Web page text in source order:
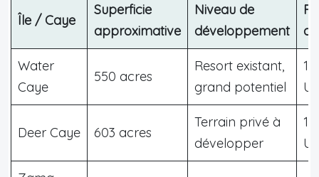
Île / Caye
Superficie
approximative
Niveau de
développement
Water
Caye
550 acres
Resort existant,
grand potentiel
Deer Caye 603 acres
Terrain privé à
développer